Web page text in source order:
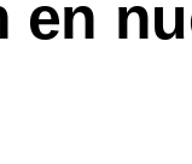
en